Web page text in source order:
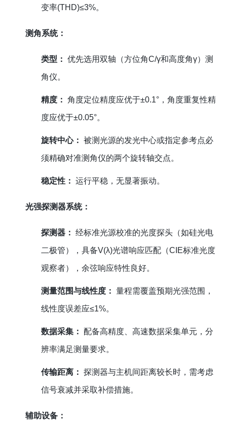
变率(THD)≤3%。
测角系统：
类型： 优先选用双轴（方位角C/γ和高度角γ）测
角仪。
精度： 角度定位精度应优于±0.1°，角度重复性精
度应优于±0.05°。
旋转中心： 被测光源的发光中心或指定参考点必
须精确对准测角仪的两个旋转轴交点。
稳定性： 运行平稳，无显著振动。
光强探测器系统：
探测器： 经标准光源校准的光度探头（如硅光电
二极管），具备V(λ)光谱响应匹配（CIE标准光度
观察者），余弦响应特性良好。
测量范围与线性度： 量程需覆盖预期光强范围，
线性度误差应≤1%。
数据采集： 配备高精度、高速数据采集单元，分
辨率满足测量要求。
传输距离： 探测器与主机间距离较长时，需考虑
信号衰减并采取补偿措施。
辅助设备：